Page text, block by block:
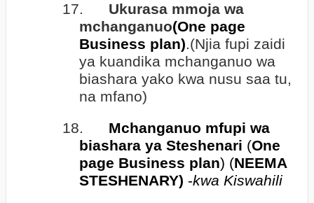
17.
Ukurasa mmoja wa
mchanganuo(One page
Business plan).(Njia fupi zaidi
ya kuandika mchanganuo wa
biashara yako kwa nusu saa tu,
na mfano)
18.
Mchanganuo mfupi wa
biashara ya Steshenari (One
page Business plan) (NEEMA
STESHENARY) -kwa Kiswahili